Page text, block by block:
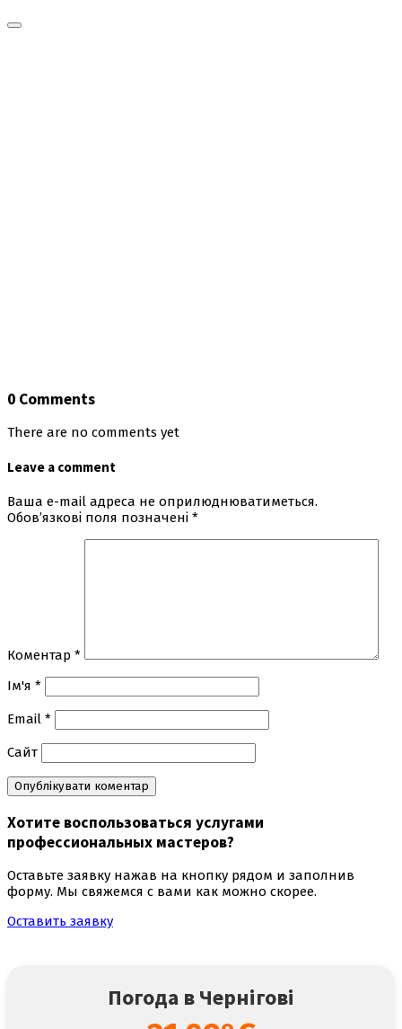
0 Comments
There are no comments yet
Leave a comment
Ваша e-mail адреса не оприлюднюватиметься.
Обов’язкові поля позначені *
Коментар *
Ім'я *
Email *
Сайт
Хотите воспользоваться услугами
профессиональных мастеров?
Оставьте заявку нажав на кнопку рядом и заполнив
форму. Мы свяжемся с вами как можно скорее.
Оставить заявку
Погода в Чернігові